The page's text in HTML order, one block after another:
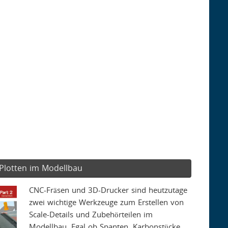
im Modellbau
CNC-Fräsen und 3D-Drucker sind heutzutage
zwei wichtige Werkzeuge zum Erstellen von
Scale-Details und Zubehörteilen im